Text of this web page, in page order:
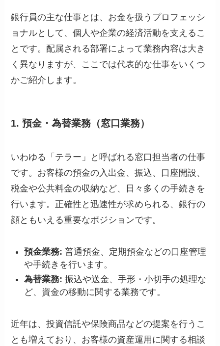
銀行員の主な仕事とは、お金を扱うプロフェッシ
ョナルとして、個人や企業の経済活動を支えるこ
とです。配属される部署によって業務内容は大き
く異なりますが、ここでは代表的な仕事をいくつ
かご紹介します。
1. 預金・為替業務（窓口業務）
いわゆる「テラー」と呼ばれる窓口担当者の仕事
です。お客様の預金の入出金、振込、口座開設、
税金や公共料金の収納など、日々多くの手続きを
行います。正確性と迅速性が求められる、銀行の
顔ともいえる重要なポジションです。
預金業務: 普通預金、定期預金などの口座管理
や手続きを行います。
為替業務: 振込や送金、手形・小切手の処理な
ど、資金の移動に関する業務です。
近年は、投資信託や保険商品などの提案を行うこ
とも増えており、お客様の資産運用に関する相談